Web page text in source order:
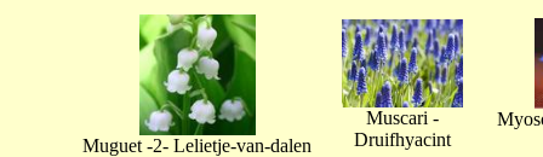
Muguet -2- Lelietje-van-dalen
Muscari -
Druifhyacint